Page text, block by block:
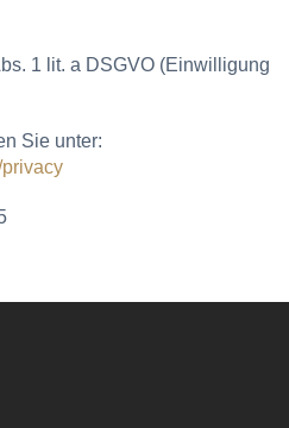
1 lit. a DSGVO (Einwilligung
Sie unter: